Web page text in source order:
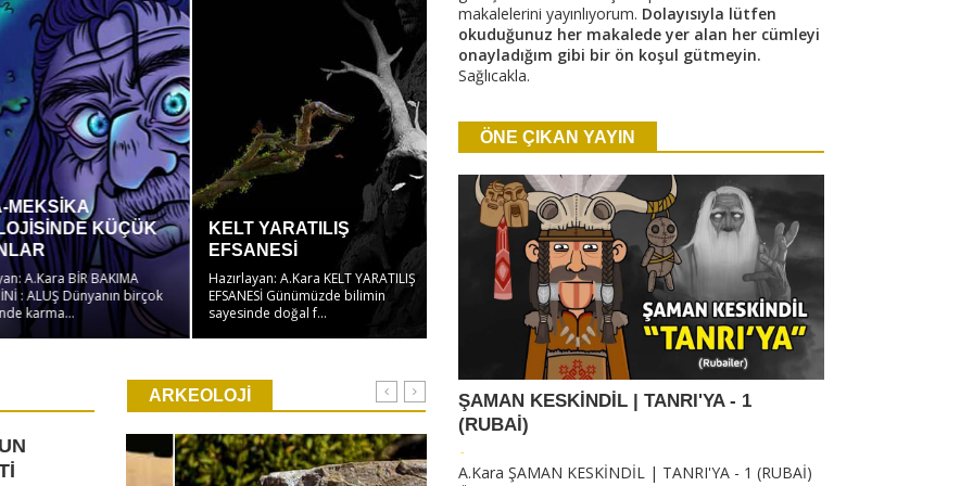
KÜÇÜK
A.Kara BİR BAKIMA
: ALUŞ Dünyanın birçok
karma...
KELT YARATILIŞ
EFSANESİ
Hazırlayan: A.Kara KELT YARATILIŞ
EFSANESİ Günümüzde bilimin
sayesinde doğal f...
ANTİK MISIR DİNİNDE 42
SAFLIK BEYANI VE 10
Hazırlayan: A.Kara 42 SAFLIK BEYANI
VE 10 EMİR Eski Mısır dininde ki...
URARTU TANRILARI
(PANTEONU)
Hazırlayan: A.Kara URARTU
TANRILARI (PANTEONU) Antik
dönemin en esrarengiz toplumla...
ARKEOLOJİ
makalelerini yayınlıyorum. Dolayısıyla lütfen
okuduğunuz her makalede yer alan her cümleyi
onayladığım gibi bir ön koşul gütmeyin.
Sağlıcakla.
ÖNE ÇIKAN YAYIN
ŞAMAN KESKİNDİL | TANRI'YA - 1
(RUBAİ)
-
A.Kara ŞAMAN KESKİNDİL | TANRI'YA - 1 (RUBAİ)